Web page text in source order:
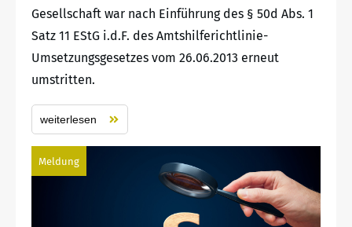
Gesellschaft war nach Einführung des § 50d Abs. 1
Satz 11 EStG i.d.F. des Amtshilferichtlinie-
Umsetzungsgesetzes vom 26.06.2013 erneut
umstritten.
weiterlesen
Meldung